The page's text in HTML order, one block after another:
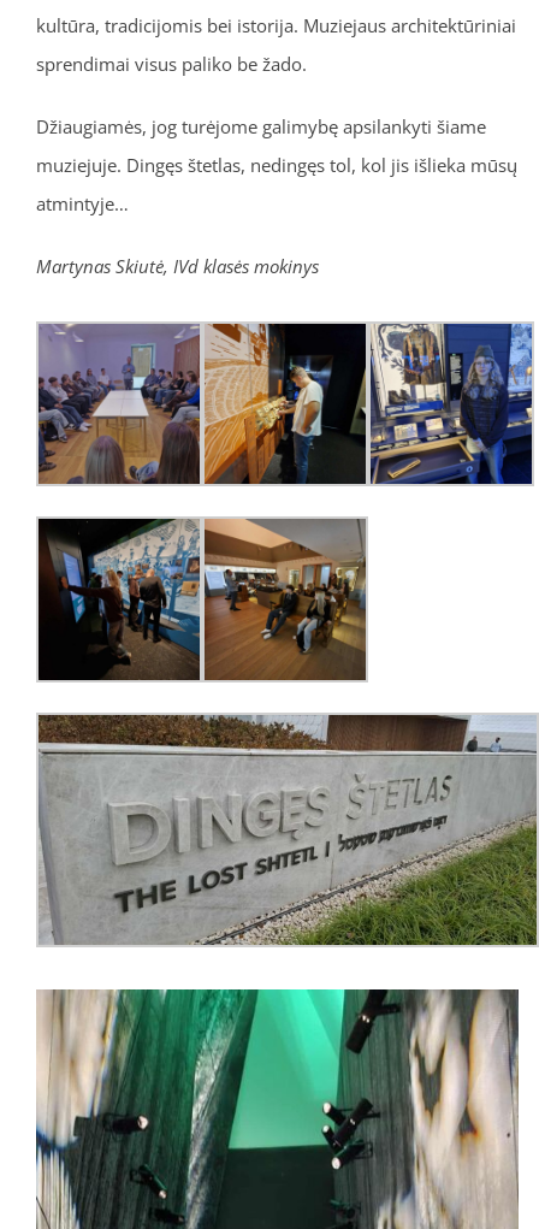
kultūra, tradicijomis bei istorija. Muziejaus architektūriniai
sprendimai visus paliko be žado.
Džiaugiamės, jog turėjome galimybę apsilankyti šiame
muziejuje. Dingęs štetlas, nedingęs tol, kol jis išlieka mūsų
atmintyje…
Martynas Skiutė, IVd klasės mokinys